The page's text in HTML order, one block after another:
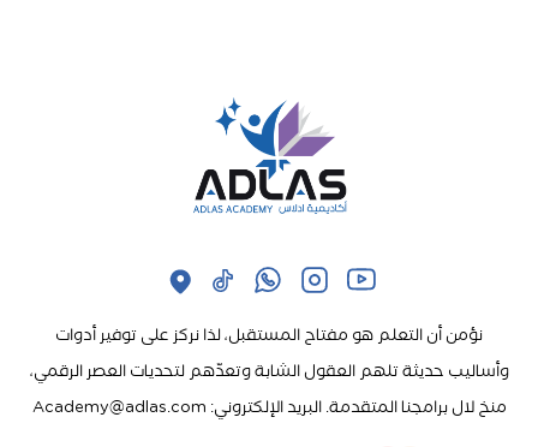
نؤمن أن التعلم هو مفتاح المستقبل، لذا نركز على توفير أدوات
وأساليب حديثة تلهم العقول الشابة وتعدّهم لتحديات العصر الرقمي،
منخ لال برامجنا المتقدمة. البريد الإلكتروني: Academy@adlas.com